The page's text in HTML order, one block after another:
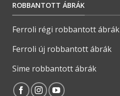
ROBBANTOTT ÁBRÁK
Ferroli régi robbantott ábrák
Ferroli új robbantott ábrák
Sime robbantott ábrák